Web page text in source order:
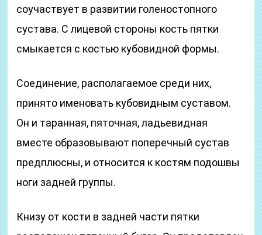
соучаствует в развитии голеностопного
сустава. С лицевой стороны кость пятки
смыкается с костью кубовидной формы.
Соединение, располагаемое среди них,
принято именовать кубовидным суставом.
Он и таранная, пяточная, ладьевидная
вместе образовывают поперечный сустав
предплюсны, и относится к костям подошвы
ноги задней группы.
Книзу от кости в задней части пятки